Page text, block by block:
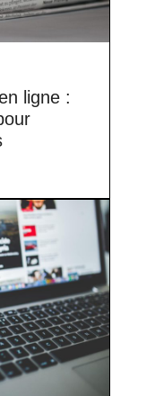
ligne :